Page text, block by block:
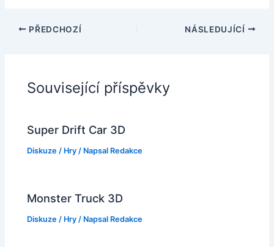
PŘEDCHOZÍ NÁSLEDUJÍCÍ
Související příspěvky
Super Drift Car 3D
Diskuze / Hry / Napsal Redakce
Monster Truck 3D
Diskuze / Hry / Napsal Redakce